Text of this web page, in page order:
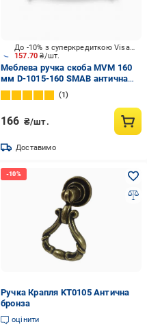
157.70₴/шт.
До -10% з суперкредиткою Visa Вигода
Меблева ручка скоба MVM 160
мм D-1015-160 SMAB антична
бронза
1
166 ₴/шт.
Доставимо
Ручка Крапля KT0105 Антична
бронза
оцінити